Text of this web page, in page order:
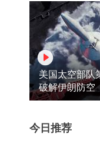
美国太空部队
破解伊朗防空
今日推荐